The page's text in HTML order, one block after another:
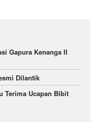
Gapura Kenanga II
Dilantik
Terima Ucapan Bibit